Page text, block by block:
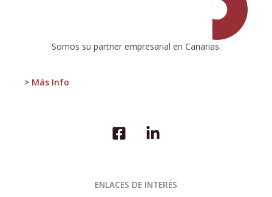
Somos su partner empresarial en Canarias.
> Más Info
ENLACES DE INTERÉS